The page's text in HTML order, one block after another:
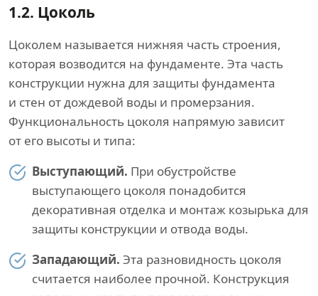
1.2. Цоколь
Цоколем называется нижняя часть строения,
которая возводится на фундаменте. Эта часть
конструкции нужна для защиты фундамента
и стен от дождевой воды и промерзания.
Функциональность цоколя напрямую зависит
от его высоты и типа:
Выступающий. При обустройстве
выступающего цоколя понадобится
декоративная отделка и монтаж козырька для
защиты конструкции и отвода воды.
Западающий. Эта разновидность цоколя
считается наиболее прочной. Конструкция